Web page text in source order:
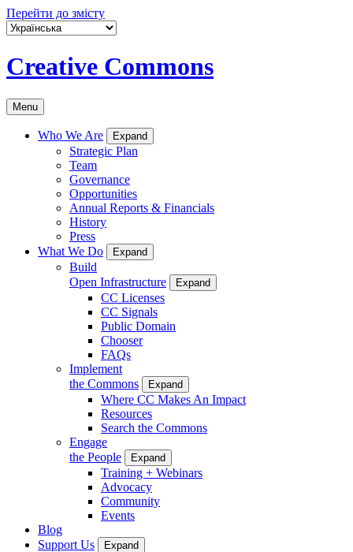
Перейти до змісту
Creative Commons
Menu
Who We Are Expand
Strategic Plan
Team
Governance
Opportunities
Annual Reports & Financials
History
Press
What We Do
Expand
Build
Open Infrastructure
Expand
CC Licenses
CC Signals
Public Domain
Chooser
FAQs
Implement
the Commons
Expand
Where CC Makes An Impact
Resources
Search the Commons
Engage
the People
Expand
Training + Webinars
Advocacy
Community
Events
Blog
Support Us
Expand